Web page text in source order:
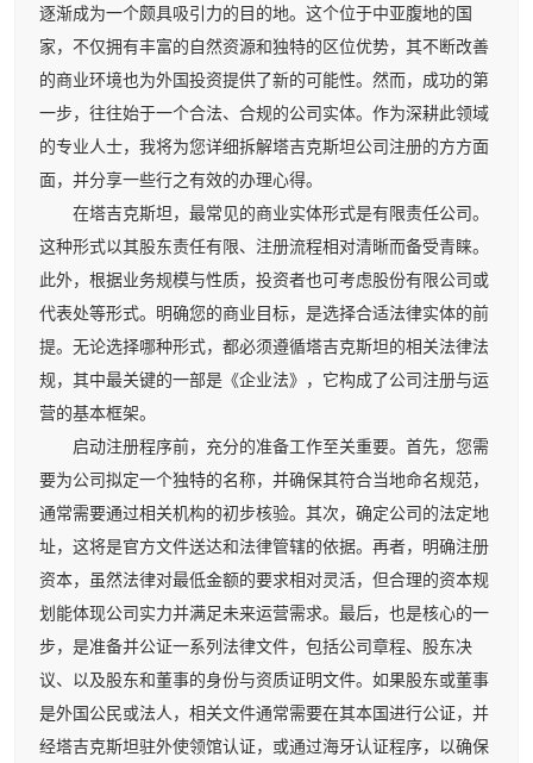
逐渐成为一个颇具吸引力的目的地。这个位于中亚腹地的国
家，不仅拥有丰富的自然资源和独特的区位优势，其不断改善
的商业环境也为外国投资提供了新的可能性。然而，成功的第
一步，往往始于一个合法、合规的公司实体。作为深耕此领域
的专业人士，我将为您详细拆解塔吉克斯坦公司注册的方方面
面，并分享一些行之有效的办理心得。
在塔吉克斯坦，最常见的商业实体形式是有限责任公司。
这种形式以其股东责任有限、注册流程相对清晰而备受青睐。
此外，根据业务规模与性质，投资者也可考虑股份有限公司或
代表处等形式。明确您的商业目标，是选择合适法律实体的前
提。无论选择哪种形式，都必须遵循塔吉克斯坦的相关法律法
规，其中最关键的一部是《企业法》，它构成了公司注册与运
营的基本框架。
启动注册程序前，充分的准备工作至关重要。首先，您需
要为公司拟定一个独特的名称，并确保其符合当地命名规范，
通常需要通过相关机构的初步核验。其次，确定公司的法定地
址，这将是官方文件送达和法律管辖的依据。再者，明确注册
资本，虽然法律对最低金额的要求相对灵活，但合理的资本规
划能体现公司实力并满足未来运营需求。最后，也是核心的一
步，是准备并公证一系列法律文件，包括公司章程、股东决
议、以及股东和董事的身份与资质证明文件。如果股东或董事
是外国公民或法人，相关文件通常需要在其本国进行公证，并
经塔吉克斯坦驻外使领馆认证，或通过海牙认证程序，以确保